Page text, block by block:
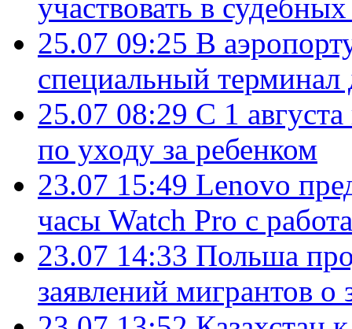
участвовать в
25.07 09:25 В
специальный терминал
25.07 08:29 С 1
по уходу за ребенком
23.07 15:49 Lenovo
часы Watch Pro с
23.07 14:33 Польша
заявлений мигрантов